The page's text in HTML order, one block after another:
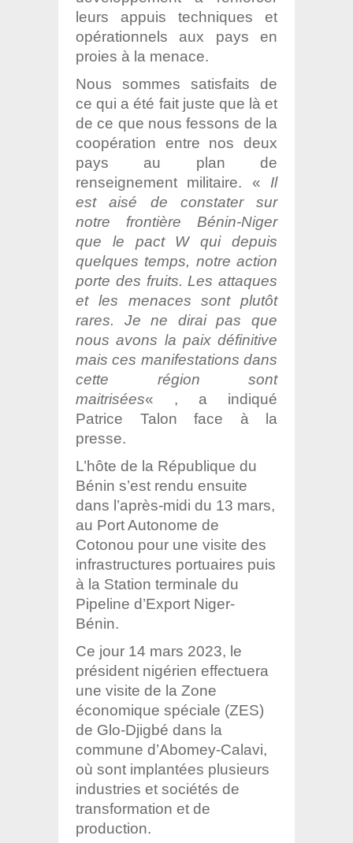
leurs appuis techniques et
opérationnels aux pays en
proies à la menace.
Nous sommes satisfaits de
ce qui a été fait juste que là et
de ce que nous fessons de la
coopération entre nos deux
pays au plan de
renseignement militaire. « Il
est aisé de constater sur
notre frontière Bénin-Niger
que le pact W qui depuis
quelques temps, notre action
porte des fruits. Les attaques
et les menaces sont plutôt
rares. Je ne dirai pas que
nous avons la paix définitive
mais ces manifestations dans
cette région sont
maitrisées« , a indiqué
Patrice Talon face à la
presse.
L’hôte de la République du
Bénin s’est rendu ensuite
dans l’après-midi du 13 mars,
au Port Autonome de
Cotonou pour une visite des
infrastructures portuaires puis
à la Station terminale du
Pipeline d’Export Niger-
Bénin.
Ce jour 14 mars 2023, le
président nigérien effectuera
une visite de la Zone
économique spéciale (ZES)
de Glo-Djigbé dans la
commune d’Abomey-Calavi,
où sont implantées plusieurs
industries et sociétés de
transformation et de
production.